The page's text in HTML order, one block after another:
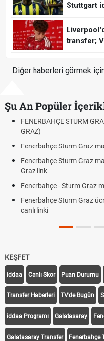
Stuttgart
transfer;
Diğer haberleri görmek için
Şu An Popüler
FENERBAHÇE STURM
GRAZ)
Fenerbahçe Sturm Graz
Fenerbahçe Sturm Graz
Graz link
Fenerbahçe - Sturm Graz
Fenerbahçe Sturm Graz
canlı linki
KEŞFET
iddaa Canlı Skor Puan Durumu
Transfer Haberleri TV'de Bugün
iddaa Programı Galatasaray
Galatasaray Transfer Fenerbahçe